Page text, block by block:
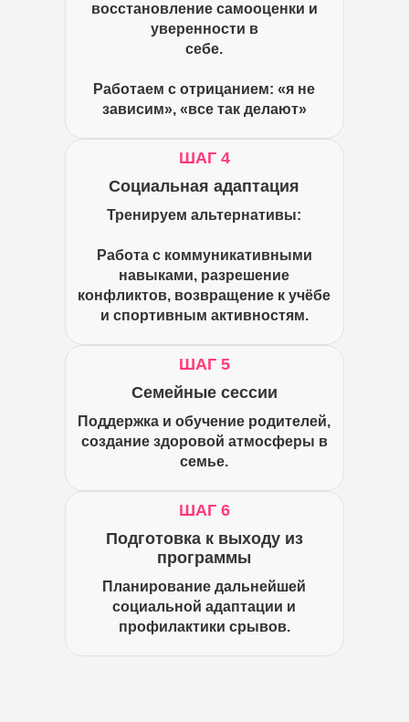
восстановление самооценки и
уверенности в
себе.
Работаем с отрицанием: «я не
зависим», «все так делают»
ШАГ 4
Социальная адаптация
Тренируем альтернативы:
Работа с коммуникативными
навыками, разрешение
конфликтов, возвращение к учёбе
и спортивным активностям.
ШАГ 5
Семейные сессии
Поддержка и обучение родителей,
создание здоровой атмосферы в
семье.
ШАГ 6
Подготовка к выходу из
программы
Планирование дальнейшей
социальной адаптации и
профилактики срывов.